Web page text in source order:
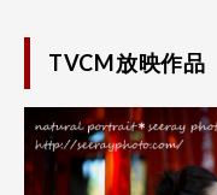
TVCM放映作品